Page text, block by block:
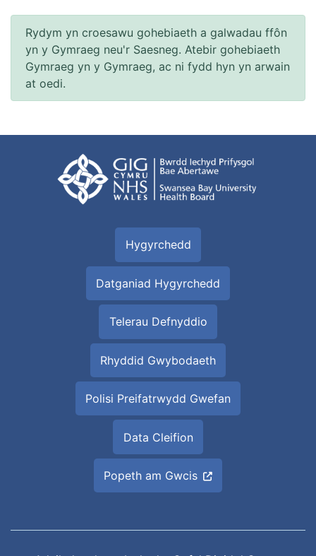
Rydym yn croesawu gohebiaeth a galwadau ffôn
yn y Gymraeg neu'r Saesneg. Atebir gohebiaeth
Gymraeg yn y Gymraeg, ac ni fydd hyn yn arwain
at oedi.
Hygyrchedd
Datganiad Hygyrchedd
Telerau Defnyddio
Rhyddid Gwybodaeth
Polisi Preifatrwydd Gwefan
Data Cleifion
Popeth am Gwcis